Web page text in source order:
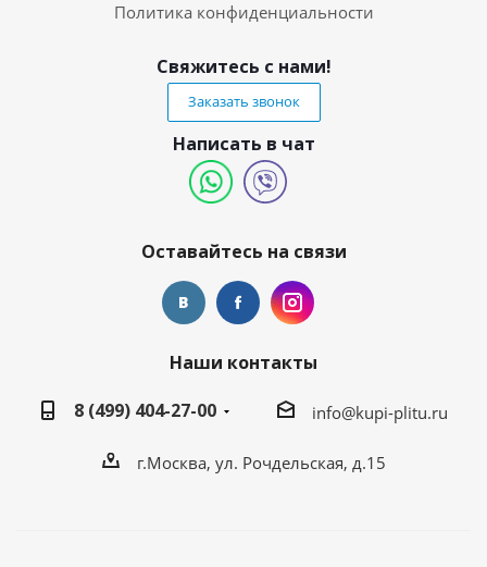
Политика конфиденциальности
Свяжитесь с нами!
Заказать звонок
Написать в чат
Оставайтесь на связи
Наши контакты
8 (499) 404-27-00
info@kupi-plitu.ru
г.Москва, ул. Рочдельская, д.15